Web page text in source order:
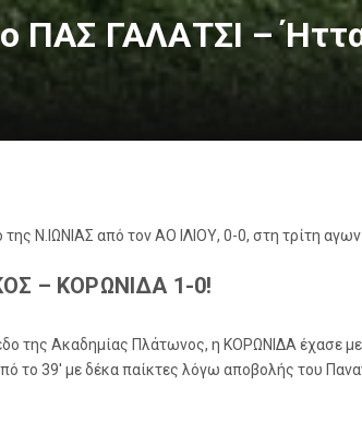
ΠΑΣ ΓΑΛΑΤΣΙ –
Ν.ΙΩΝΙΑΣ από τον ΑΟ ΙΛΙΟΥ, 0-0, στη τρίτη
– ΚΟΡΩΝΙΔΑ 1-0!
της Ακαδημίας Πλάτωνος, η ΚΟΡΩΝΙΔΑ έχασε
το 39′ με δέκα παίκτες λόγω αποβολής του